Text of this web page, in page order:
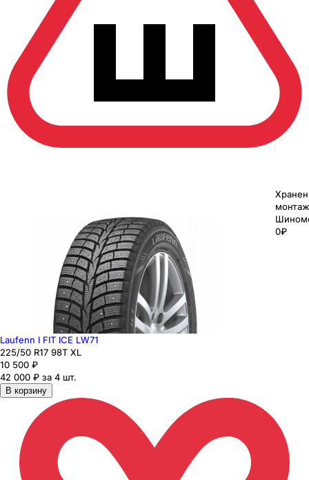
0₽
Laufenn I FIT ICE LW71
225/50 R17 98T XL
10 500 ₽
42 000 ₽ за 4 шт.
В корзину